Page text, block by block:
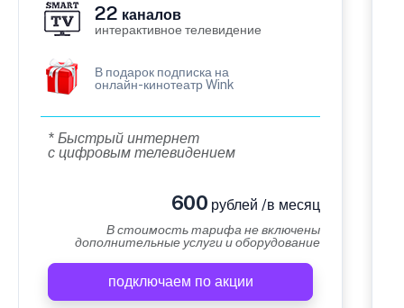
22 каналов
интерактивное телевидение
В подарок подписка на
онлайн-кинотеатр Wink
* Быстрый интернет
с цифровым телевидением
600 рублей /в месяц
В стоимость тарифа не включены
дополнительные услуги и оборудование
подключаем по акции